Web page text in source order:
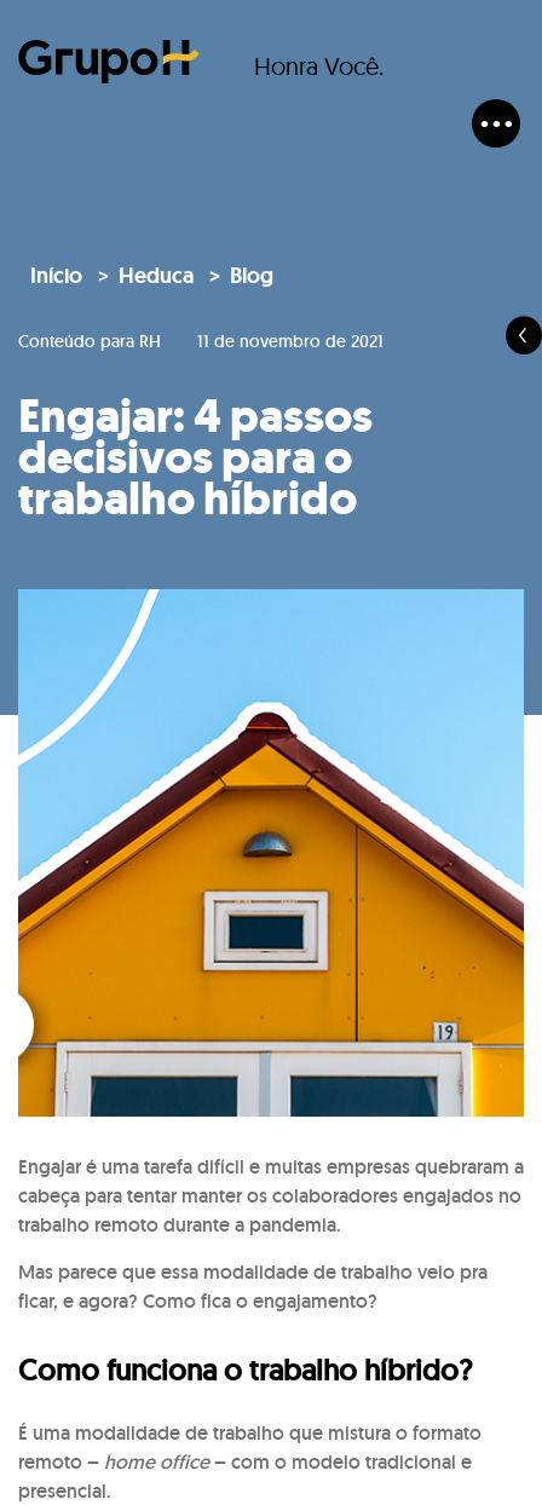
Honra Você.
Início Heduca Blog
Conteúdo para RH 11 de novembro de 2021
Engajar: 4 passos
decisivos para o
trabalho híbrido
Engajar é uma tarefa difícil e muitas empresas quebraram a
cabeça para tentar manter os colaboradores engajados no
trabalho remoto durante a pandemia.
Mas parece que essa modalidade de trabalho veio pra
ficar, e agora? Como fica o engajamento?
Como funciona o trabalho híbrido?
É uma modalidade de trabalho que mistura o formato
remoto – home office– com o modelo tradicional e
presencial.